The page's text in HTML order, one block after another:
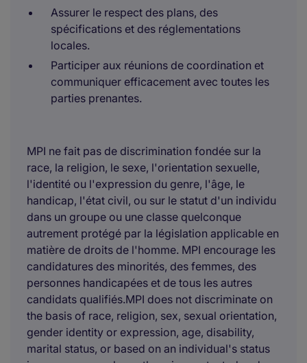
Assurer le respect des plans, des
spécifications et des réglementations
locales.
Participer aux réunions de coordination et
communiquer efficacement avec toutes les
parties prenantes.
MPI ne fait pas de discrimination fondée sur la
race, la religion, le sexe, l'orientation sexuelle,
l'identité ou l'expression du genre, l'âge, le
handicap, l'état civil, ou sur le statut d'un individu
dans un groupe ou une classe quelconque
autrement protégé par la législation applicable en
matière de droits de l'homme. MPI encourage les
candidatures des minorités, des femmes, des
personnes handicapées et de tous les autres
candidats qualifiés.MPI does not discriminate on
the basis of race, religion, sex, sexual orientation,
gender identity or expression, age, disability,
marital status, or based on an individual's status